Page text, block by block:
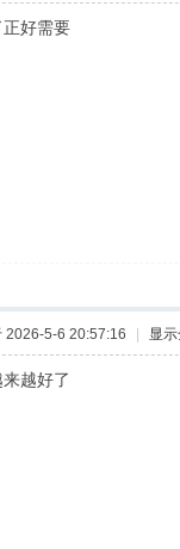
好需要
2026-5-6 20:57:16 显
越好了